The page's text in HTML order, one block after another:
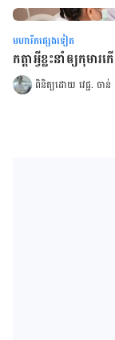
មហារីកផ្សេងទៀត
កត្តាអ្វីខ្លះនាំឲ្យកុម
ពិនិត្យដោយ វេជ្ជ. ច